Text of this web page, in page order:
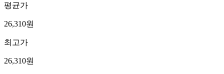
평균가
26,310원
최고가
26,310원